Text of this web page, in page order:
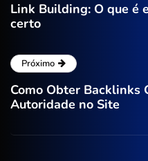
Link Building: O que é
certo
Próximo
Como Obter Backlinks
Autoridade no Site